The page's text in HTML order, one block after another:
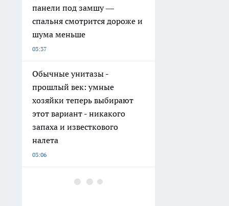
панели под замшу —
спальня смотрится дороже и
шума меньше
03:37
Обычные унитазы -
прошлый век: умные
хозяйки теперь выбирают
этот вариант - никакого
запаха и известкового
налета
03:06
Листья хрена тащу с дачи